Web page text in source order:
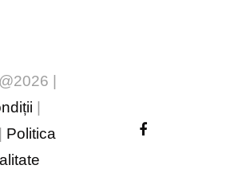
|
Politica